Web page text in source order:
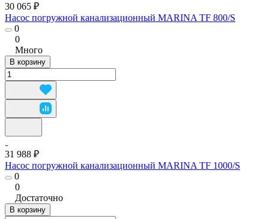
30 065 ₽
Насос погружной канализационный MARINA TF 800/S
0
0
Много
В корзину
31 988 ₽
Насос погружной канализационный MARINA TF 1000/S
0
0
Достаточно
В корзину